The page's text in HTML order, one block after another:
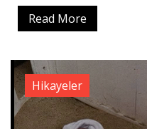
Read More
Hikayeler